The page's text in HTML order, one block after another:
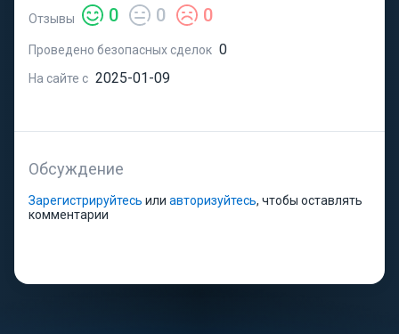
Отзывы 0 0 0
Проведено безопасных сделок 0
На сайте с 2025-01-09
Обсуждение
Зарегистрируйтесь или авторизуйтесь, чтобы оставлять
комментарии